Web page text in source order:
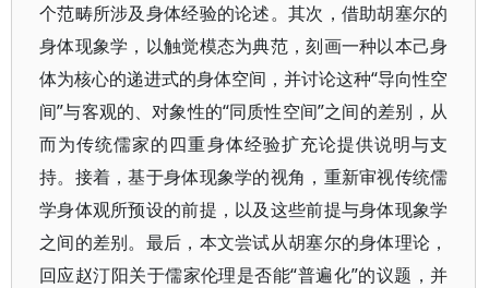
个范畴所涉及身体经验的论述。其次，借助胡塞尔的
身体现象学，以触觉模态为典范，刻画一种以本己身
体为核心的递进式的身体空间，并讨论这种“导向性空
间”与客观的、对象性的“同质性空间”之间的差别，从
而为传统儒家的四重身体经验扩充论提供说明与支
持。接着，基于身体现象学的视角，重新审视传统儒
学身体观所预设的前提，以及这些前提与身体现象学
之间的差别。最后，本文尝试从胡塞尔的身体理论，
回应赵汀阳关于儒家伦理是否能“普遍化”的议题，并